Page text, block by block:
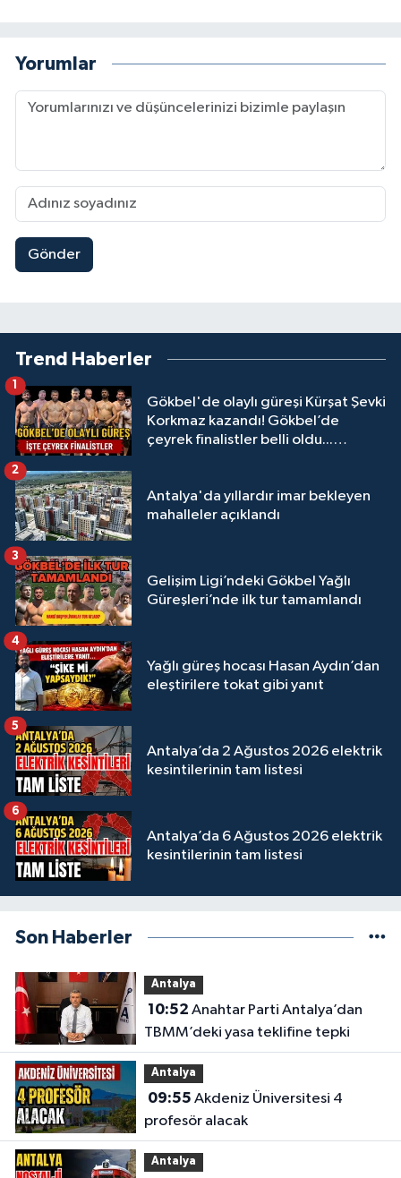
Yorumlar
Gönder
Trend Haberler
Gökbel'de olaylı güreşi Kürşat Şevki
Korkmaz kazandı! Gökbel’de
çeyrek finalistler belli oldu...
Antalya'da yıllardır imar bekleyen
mahalleler açıklandı
2
Gelişim Ligi’ndeki Gökbel Yağlı
Güreşleri’nde ilk tur tamamlandı
3
Yağlı güreş hocası Hasan Aydın’dan
eleştirilere tokat gibi yanıt
4
Antalya’da 2 Ağustos 2026 elektrik
kesintilerinin tam listesi
5
Antalya’da 6 Ağustos 2026 elektrik
kesintilerinin tam listesi
6
Son Haberler
Antalya
10:52
TBMM’deki yasa teklifine tepki
Antalya
09:55
profesör alacak
Antalya